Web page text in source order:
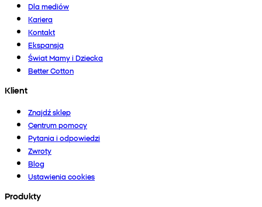
Dla mediów
Kariera
Kontakt
Ekspansja
Świat Mamy i Dziecka
Better Cotton
Klient
Znajdź sklep
Centrum pomocy
Pytania i odpowiedzi
Zwroty
Blog
Ustawienia cookies
Produkty